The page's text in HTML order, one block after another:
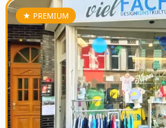
★ PREMIUM